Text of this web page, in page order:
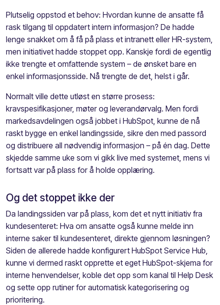
Plutselig oppstod et behov: Hvordan kunne de ansatte få
rask tilgang til oppdatert intern informasjon? De hadde
lenge snakket om å få på plass et intranett eller HR-system,
men initiativet hadde stoppet opp. Kanskje fordi de egentlig
ikke trengte et omfattende system – de ønsket bare en
enkel informasjonsside. Nå trengte de det, helst i går.
Normalt ville dette utløst en større prosess:
kravspesifikasjoner, møter og leverandørvalg. Men fordi
markedsavdelingen også jobbet i HubSpot, kunne de nå
raskt bygge en enkel landingsside, sikre den med passord
og distribuere all nødvendig informasjon – på én dag. Dette
skjedde samme uke som vi gikk live med systemet, mens vi
fortsatt var på plass for å holde opplæring.
Og det stoppet ikke der
Da landingssiden var på plass, kom det et nytt initiativ fra
kundesenteret: Hva om ansatte også kunne melde inn
interne saker til kundesenteret, direkte gjennom løsningen?
Siden de allerede hadde konfigurert HubSpot Service Hub,
kunne vi dermed raskt opprette et eget HubSpot-skjema for
interne henvendelser, koble det opp som kanal til Help Desk
og sette opp rutiner for automatisk kategorisering og
prioritering.